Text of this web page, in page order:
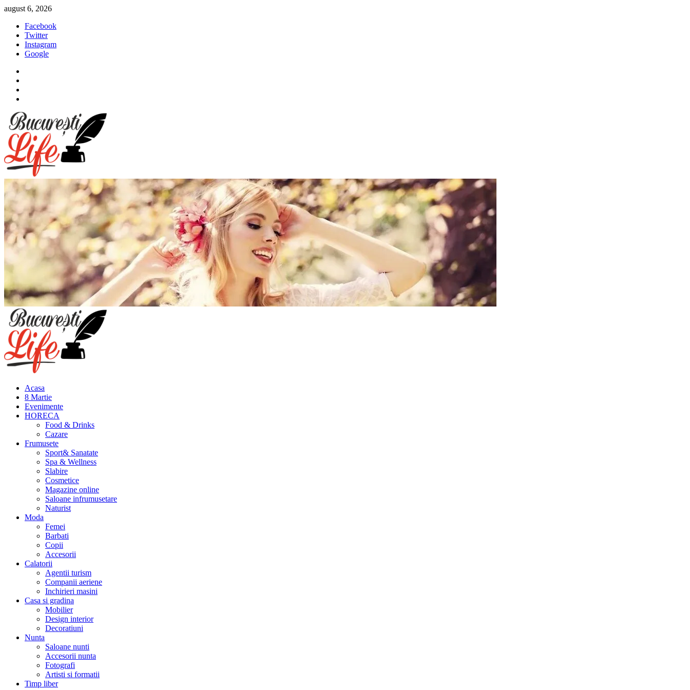
Sari
conținut
august 6, 2026
Facebook
Twitter
Instagram
Google
Meniu
principal
Acasa
8 Martie
Evenimente
HORECA
Food & Drinks
Cazare
Frumusete
Sport& Sanatate
Spa & Wellness
Slabire
Cosmetice
Magazine online
Saloane infrumusetare
Naturist
Moda
Femei
Barbati
Copii
Accesorii
Calatorii
Agentii turism
Companii aeriene
Inchirieri masini
Casa si gradina
Mobilier
Design interior
Decoratiuni
Nunta
Saloane nunti
Accesorii nunta
Fotografi
Artisti si formatii
Timp liber